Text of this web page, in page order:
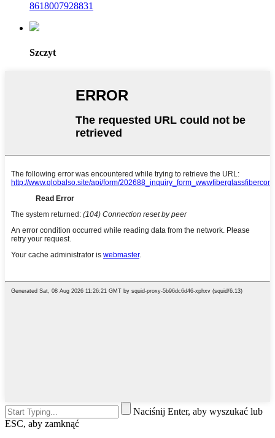
8618007928831
Szczyt
Naciśnij Enter, aby wyszukać lub
ESC, aby zamknąć